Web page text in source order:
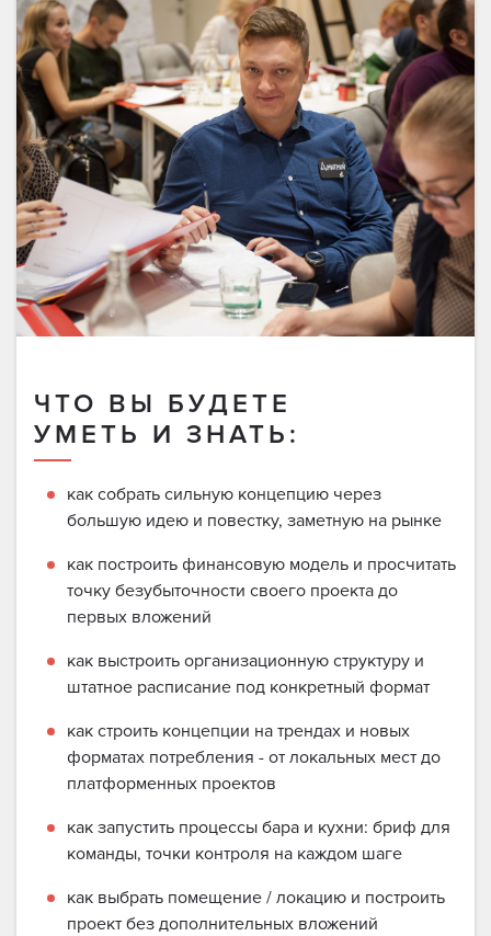
ЧТО ВЫ БУДЕТЕ
УМЕТЬ И ЗНАТЬ:
как собрать сильную концепцию через
большую идею и повестку, заметную на рынке
как построить финансовую модель и просчитать
точку безубыточности своего проекта до
первых вложений
как выстроить организационную структуру и
штатное расписание под конкретный формат
как строить концепции на трендах и новых
форматах потребления - от локальных мест до
платформенных проектов
как запустить процессы бара и кухни: бриф для
команды, точки контроля на каждом шаге
как выбрать помещение / локацию и построить
проект без дополнительных вложений